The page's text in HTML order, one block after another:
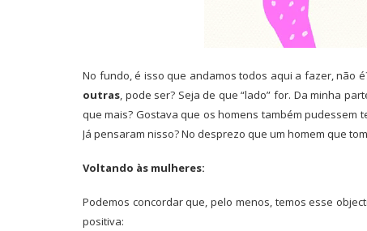
No fundo, é isso que andamos todos aqui a fazer, não
outras, pode ser? Seja de que “lado” for. Da minha
que mais? Gostava que os homens também pudessem
Já pensaram nisso? No desprezo que um homem que
Voltando às mulheres:
Podemos concordar que, pelo menos, temos esse
positiva: